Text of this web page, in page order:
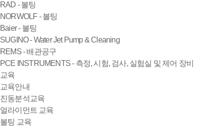
RAD - 볼팅
NORWOLF - 볼팅
Baier - 볼팅
SUGINO - Water Jet Pump & Cleaning
REMS - 배관공구
PCE INSTRUMENTS - 측정, 시험, 검사, 실험실 및 제어 장비
교육
교육안내
진동분석교육
얼라이먼트 교육
볼팅 교육